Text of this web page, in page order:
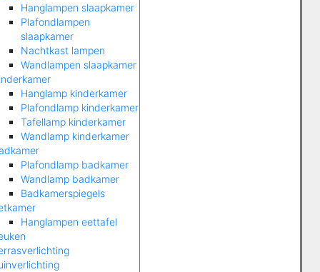
Hanglampen slaapkamer
Plafondlampen
slaapkamer
Nachtkast lampen
Wandlampen slaapkamer
Hanglamp kinderkamer
Plafondlamp kinderkamer
Tafellamp kinderkamer
Wandlamp kinderkamer
Plafondlamp badkamer
Wandlamp badkamer
Badkamerspiegels
Hanglampen eettafel